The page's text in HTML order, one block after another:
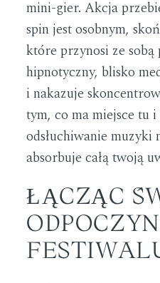
mini-gier. Akcja
spin jest osobnym,
które przynosi ze sobą
hipnotyczny, blisko
i nakazuje
tym, co ma miejsce tu
odsłuchiwanie
absorbuje całą twoją
ŁĄCZĄC